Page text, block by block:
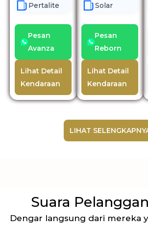
Pertalite
Pesan
Avanza
Lihat Detail
Kendaraan
Solar
Pesan
Reborn
Lihat Detail
Kendaraan
LIHAT
Suara
Dengar langsung dari mereka